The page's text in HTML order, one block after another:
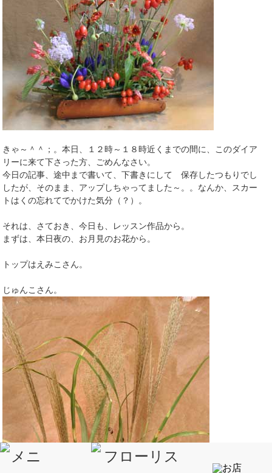
きゃ～＾＾；。本日、１２時～１８時近くまでの間に、このダイア
リーに来て下さった方、ごめんなさい。
今日の記事、途中まで書いて、下書きにして 保存したつもりでし
したが、そのまま、アップしちゃってました～。。なんか、スカー
トはくの忘れてでかけた気分（？）。
それは、さておき、今日も、レッスン作品から。
まずは、本日夜の、お月見のお花から。
トップはえみこさん。
じゅんこさん。